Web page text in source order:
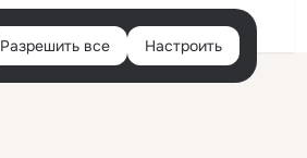
Войти
Разрешить все Настроить